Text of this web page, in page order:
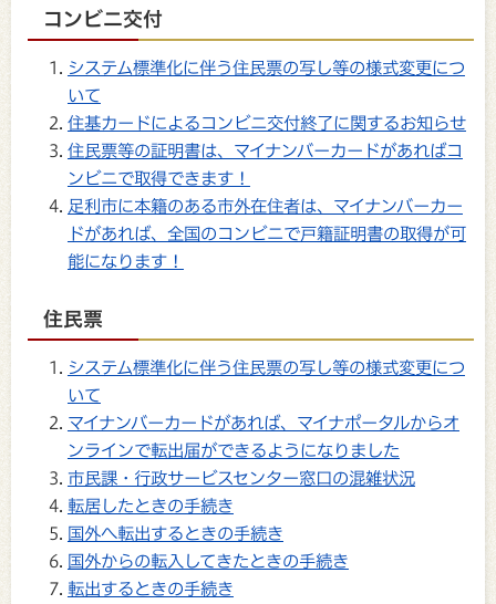
コンビニ交付
システム標準化に伴う住民票の写し等の様式変更につ
いて
住基カードによるコンビニ交付終了に関するお知らせ
住民票等の証明書は、マイナンバーカードがあればコ
ンビニで取得できます！
足利市に本籍のある市外在住者は、マイナンバーカー
ドがあれば、全国のコンビニで戸籍証明書の取得が可
能になります！
住民票
システム標準化に伴う住民票の写し等の様式変更につ
いて
マイナンバーカードがあれば、マイナポータルからオ
ンラインで転出届ができるようになりました
市民課・行政サービスセンター窓口の混雑状況
転居したときの手続き
国外へ転出するときの手続き
国外からの転入してきたときの手続き
転出するときの手続き